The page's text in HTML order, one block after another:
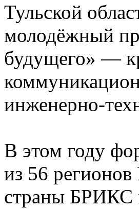
Тульской
молодёжный
будущего» —
инженерно-
В этом году
из 56
страны БРИКС